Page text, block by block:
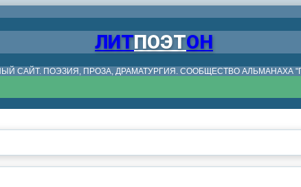
ЛИТПОЭТОН
САЙТ. ПОЭЗИЯ, ПРОЗА, ДРАМАТУРГИЯ. СООБЩЕСТВО АЛЬМАНАХА